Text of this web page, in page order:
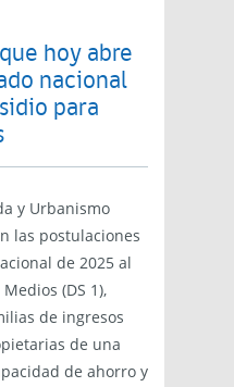
hoy abre
nacional
para
y Urbanismo
las postulaciones
de 2025 al
(DS 1),
de ingresos
de una
de ahorro y